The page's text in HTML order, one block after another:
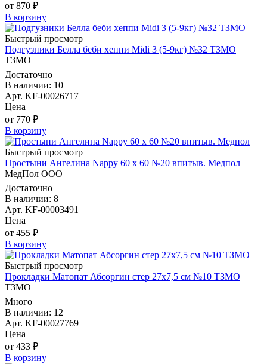
от 870 ₽
В корзину
Быстрый просмотр
Подгузники Белла беби хеппи Midi 3 (5-9кг) №32 ТЗМО
ТЗМО
Достаточно
В наличии: 10
Арт. KF-00026717
Цена
от 770 ₽
В корзину
Быстрый просмотр
Простыни Ангелина Nappy 60 х 60 №20 впитыв. Медпол
МедПол ООО
Достаточно
В наличии: 8
Арт. KF-00003491
Цена
от 455 ₽
В корзину
Быстрый просмотр
Прокладки Матопат Абсоргин стер 27х7,5 см №10 ТЗМО
ТЗМО
Много
В наличии: 12
Арт. KF-00027769
Цена
от 433 ₽
В корзину